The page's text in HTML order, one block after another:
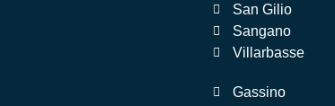
San Gilio
Sangano
Villarbasse
Gassino